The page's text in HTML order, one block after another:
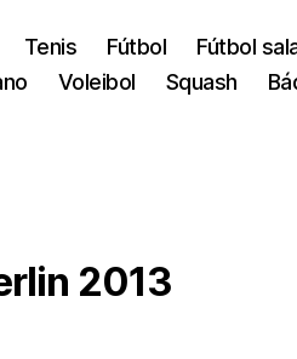
Tenis Fútbol Fútbol
Voleibol Squash
2013